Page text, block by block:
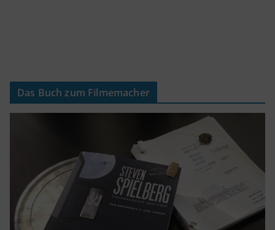
Das Buch zum Filmemacher